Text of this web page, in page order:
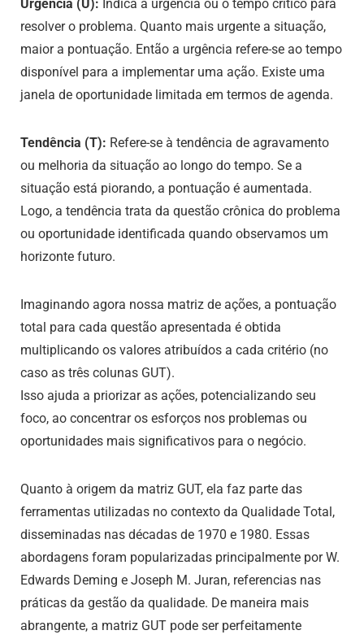
Urgência (U): Indica a urgência ou o tempo crítico para
resolver o problema. Quanto mais urgente a situação,
maior a pontuação. Então a urgência refere-se ao tempo
disponível para a implementar uma ação. Existe uma
janela de oportunidade limitada em termos de agenda.
Tendência (T): Refere-se à tendência de agravamento
ou melhoria da situação ao longo do tempo. Se a
situação está piorando, a pontuação é aumentada.
Logo, a tendência trata da questão crônica do problema
ou oportunidade identificada quando observamos um
horizonte futuro.
Imaginando agora nossa matriz de ações, a pontuação
total para cada questão apresentada é obtida
multiplicando os valores atribuídos a cada critério (no
caso as três colunas GUT).
Isso ajuda a priorizar as ações, potencializando seu
foco, ao concentrar os esforços nos problemas ou
oportunidades mais significativos para o negócio.
Quanto à origem da matriz GUT, ela faz parte das
ferramentas utilizadas no contexto da Qualidade Total,
disseminadas nas décadas de 1970 e 1980. Essas
abordagens foram popularizadas principalmente por W.
Edwards Deming e Joseph M. Juran, referencias nas
práticas da gestão da qualidade. De maneira mais
abrangente, a matriz GUT pode ser perfeitamente